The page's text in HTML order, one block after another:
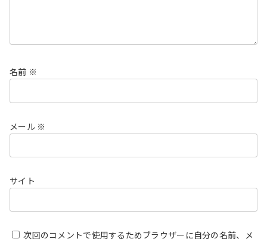
名前 ※
メール ※
サイト
次回のコメントで使用するためブラウザーに自分の名前、メ